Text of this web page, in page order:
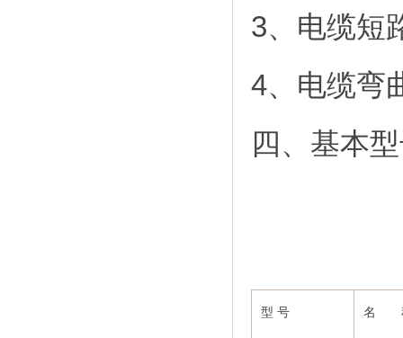
3、电缆短
4、电缆弯
四、基本
型 号 名